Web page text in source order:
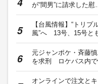
が“間男”に請求した
【台風情報】“トリプ
風”へ 13号、15号と
元ジャンポケ・斉藤
を求刑 ロケバス内
オンラインで注文と